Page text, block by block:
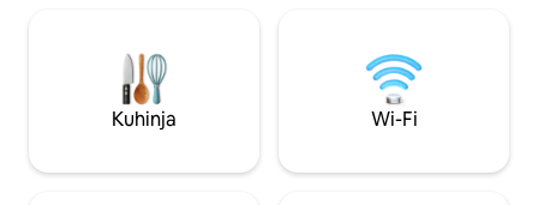
zahtjev - kolica, stolice za hranjenje,
krevetić na rasklapanje itd.
zajednice
masažnu kadu,
fitness centar,
teniski teren.
Kuhinja Wi-Fi